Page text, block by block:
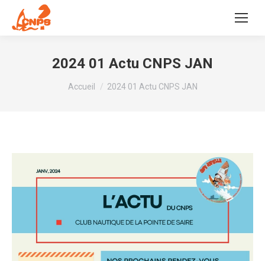
2024 01 Actu CNPS JAN
Vous êtes ici :
Accueil 2024 01 Actu CNPS JAN